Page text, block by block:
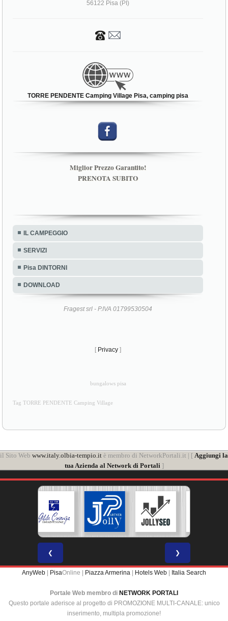
56122 Pisa (PI)
TORRE PENDENTE Camping Village Pisa, camping pisa
Miglior Prezzo Garantito!
PRENOTA SUBITO
IL CAMPEGGIO
SERVIZI
Pisa DINTORNI
DOWNLOAD
Fragest srl - P.IVA 01799530504
[ Privacy ]
bungalows pisa
Tag TORRE PENDENTE Camping Village
il Sito Web www.italy.olbia-tempio.it è membro di NetworkPortali.it | [ Aggiungi la
tua Azienda al Network di Portali]
❮ ❯
AnyWeb PisaOnline | Piazza Armerina Hotels Web Italia Search
Portale Web membro di NETWORK PORTALI
Questo portale aderisce al progetto di PROMOZIONE MULTI-CANALE: unico
inserimento, multipla promozione!